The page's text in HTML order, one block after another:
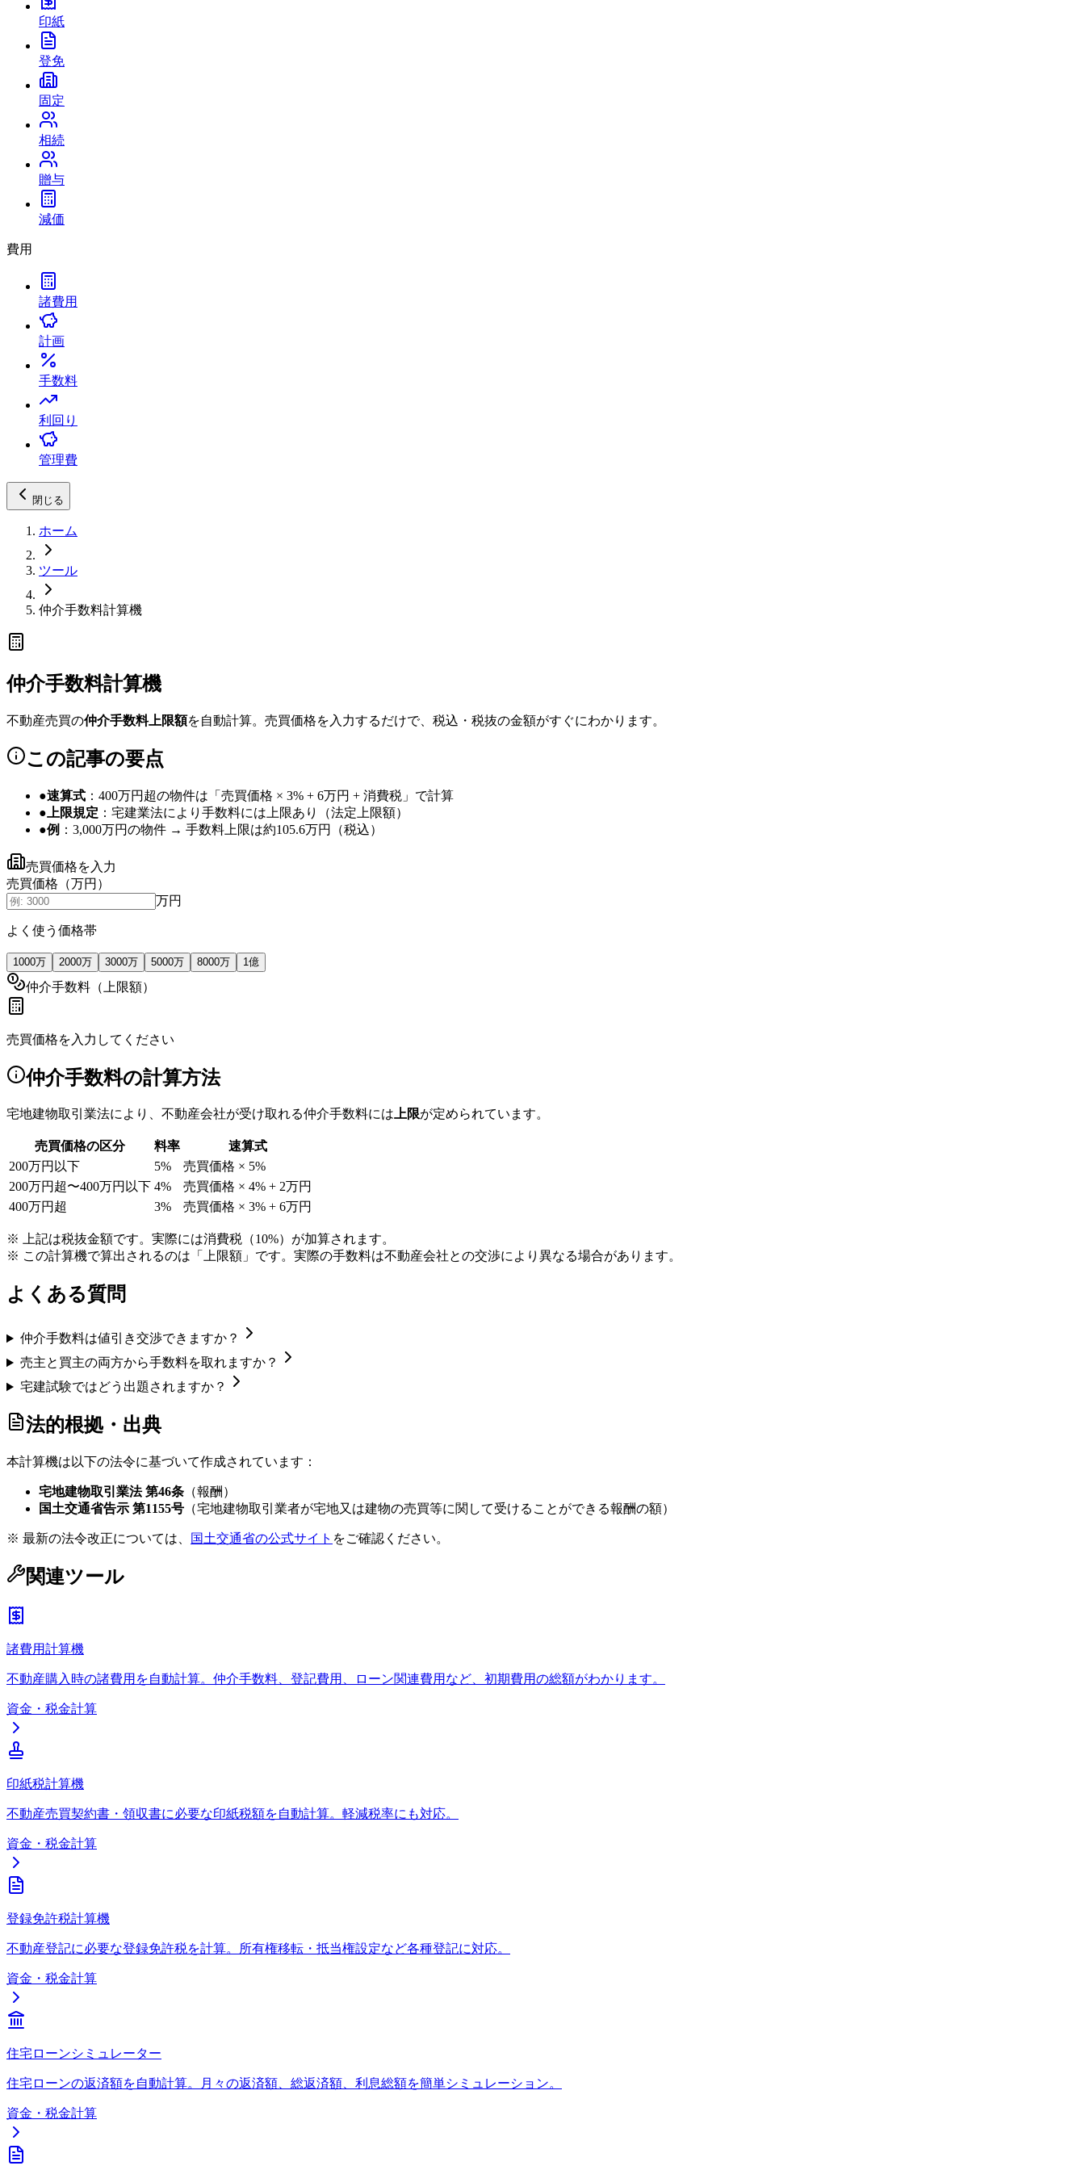
印紙
登免
固定
相続
贈与
減価
費用
諸費用
計画
手数料
利回り
管理費
閉じる
ホーム
ツール
仲介手数料計算機
仲介手数料計算機
不動産売買の仲介手数料上限額を自動計算。売買価格を入力するだけで、税込・税抜の金額がすぐにわかります。
この記事の要点
●速算式 ：400万円超の物件は「売買価格 × 3% + 6万円 + 消費税」で計算
● 上限規定 ：宅建業法により手数料には上限あり（法定上限額）
●例 ：3,000万円の物件 → 手数料上限は約105.6万円（税込）
売買価格を入力
売買価格（万円）
万円
よく使う価格帯
1000万 2000万 3000万 5000万 8000万 1億
仲介手数料（上限額）
売買価格を入力してください
仲介手数料の計算方法
宅地建物取引業法により、不動産会社が受け取れる仲介手数料には上限が定められています。
売買価格の区分 料率
速算式
200万円以下
5%
売買価格 × 5%
200万円超〜400万円以下 4%
売買価格 × 4% + 2万円
400万円超
3% 売買価格 × 3% + 6万円
※ 上記は税抜金額です。実際には消費税（10%）が加算されます。
※ この計算機で算出されるのは「上限額」です。実際の手数料は不動産会社との交渉により異なる場合があります。
よくある質問
仲介手数料は値引き交渉できますか？
売主と買主の両方から手数料を取れますか？
宅建試験ではどう出題されますか？
法的根拠・出典
本計算機は以下の法令に基づいて作成されています：
宅地建物取引業法 第46条 （報酬）
国土交通省告示 第1155号 （宅地建物取引業者が宅地又は建物の売買等に関して受けることができる報酬の額）
※ 最新の法令改正については、 国土交通省の公式サイト をご確認ください。
関連ツール
諸費用計算機
不動産購入時の諸費用を自動計算。仲介手数料、登記費用、ローン関連費用など、初期費用の総額がわかります。
資金・税金計算
印紙税計算機
不動産売買契約書・領収書に必要な印紙税額を自動計算。軽減税率にも対応。
資金・税金計算
登録免許税計算機
不動産登記に必要な登録免許税を計算。所有権移転・抵当権設定など各種登記に対応。
資金・税金計算
住宅ローンシミュレーター
住宅ローンの返済額を自動計算。月々の返済額、総返済額、利息総額を簡単シミュレーション。
資金・税金計算